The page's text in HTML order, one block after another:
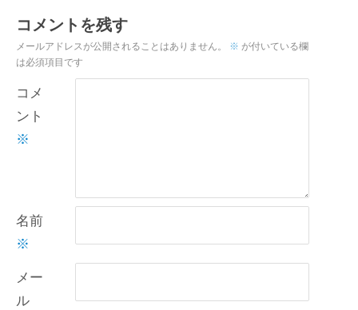
コメントを残す
メールアドレスが公開されることはありません。 ※ が付いている欄
は必須項目です
コメ
ント
※
名前
※
メー
ル